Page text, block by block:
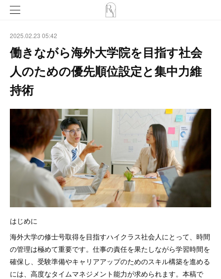
2025.02.23 05:42
働きながら海外大学院を目指す社会
人のための優先順位設定と集中力維
持術
はじめに
海外大学の修士号取得を目指すハイクラス社会人にとって、時間
の管理は極めて重要です。仕事の責任を果たしながら学習時間を
確保し、受験準備やキャリアアップのためのスキル構築を進める
には、高度なタイムマネジメント能力が求められます。本稿で